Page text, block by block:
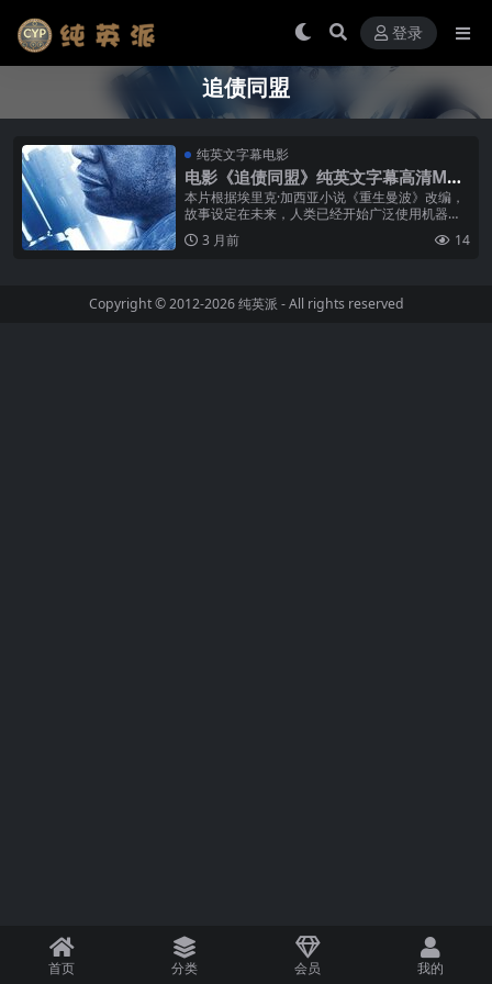
登录
追债同盟
纯英文字幕电影
电影《追债同盟》纯英文字幕高清MP4
下载
本片根据埃里克·加西亚小说《重生曼波》改编，
故事设定在未来，人类已经开始广泛使用机器器
官来延长生命。这些机器器官价格昂贵，只有富
人才负担得起。雷米（裘德·洛 J...
3 月前 14
Copyright © 2012-2026纯英派 - All rights reserved
首页 分类 会员 我的